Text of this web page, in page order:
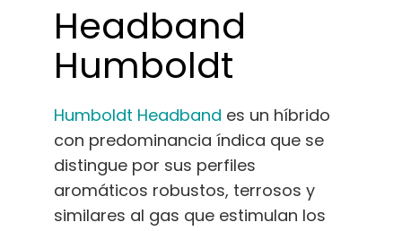
Headband
Humboldt
Humboldt Headband es un híbrido
con predominancia índica que se
distingue por sus perfiles
aromáticos robustos, terrosos y
similares al gas que estimulan los